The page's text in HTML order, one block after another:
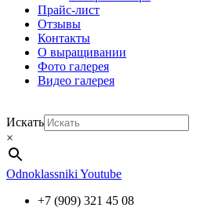
Прайс-лист
Отзывы
Контакты
О выращивании
Фото галерея
Видео галерея
Искать
×
Odnoklassniki Youtube
+7 (909) 321 45 08